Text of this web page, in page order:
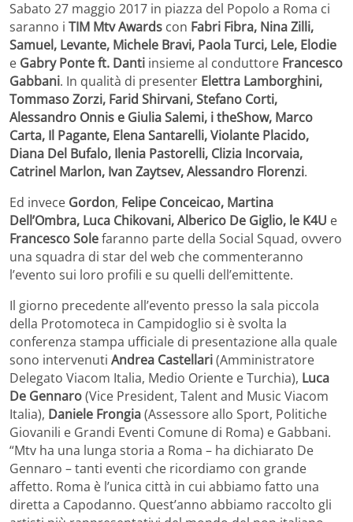
Sabato 27 maggio 2017 in piazza del Popolo a Roma ci
saranno i TIM Mtv Awards con Fabri Fibra, Nina Zilli,
Samuel, Levante, Michele Bravi, Paola Turci, Lele, Elodie
e Gabry Ponte ft. Danti insieme al conduttore Francesco
Gabbani. In qualità di presenter Elettra Lamborghini,
Tommaso Zorzi, Farid Shirvani, Stefano Corti,
Alessandro Onnis e Giulia Salemi, i theShow, Marco
Carta, Il Pagante, Elena Santarelli, Violante Placido,
Diana Del Bufalo, Ilenia Pastorelli, Clizia Incorvaia,
Catrinel Marlon, Ivan Zaytsev, Alessandro Florenzi.
Ed invece Gordon, Felipe Conceicao, Martina
Dell’Ombra, Luca Chikovani, Alberico De Giglio, le K4U e
Francesco Solefaranno parte della Social Squad, ovvero
una squadra di star del web che commenteranno
l’evento sui loro profili e su quelli dell’emittente.
Il giorno precedente all’evento presso la sala piccola
della Protomoteca in Campidoglio si è svolta la
conferenza stampa ufficiale di presentazione alla quale
sono intervenuti Andrea Castellari(Amministratore
Delegato Viacom Italia, Medio Oriente e Turchia), Luca
De Gennaro(Vice President, Talent and Music Viacom
Italia), Daniele Frongia(Assessore allo Sport, Politiche
Giovanili e Grandi Eventi Comune di Roma) e Gabbani.
“Mtv ha una lunga storia a Roma – ha dichiarato De
Gennaro – tanti eventi che ricordiamo con grande
affetto. Roma è l’unica città in cui abbiamo fatto una
diretta a Capodanno. Quest’anno abbiamo raccolto gli